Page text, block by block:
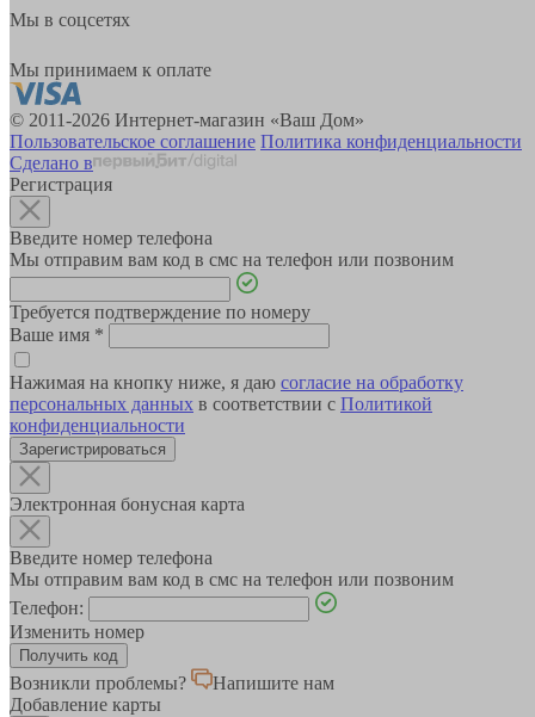
Мы в соцсетях
Мы принимаем к оплате
© 2011-2026 Интернет-магазин «Ваш Дом»
Пользовательское соглашение Политика конфиденциальности
Сделано в
Регистрация
Введите номер телефона
Мы отправим вам код в смс на телефон или позвоним
Требуется подтверждение по номеру
Ваше имя *
Нажимая на кнопку ниже, я даю согласие на обработку
персональных данных в соответствии с Политикой
конфиденциальности
Зарегистрироваться
Электронная бонусная карта
Введите номер телефона
Мы отправим вам код в смс на телефон или позвоним
Телефон:
Изменить номер
Возникли проблемы?
Напишите нам
Добавление карты